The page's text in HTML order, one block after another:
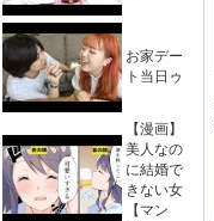
お家デー
ト当日ゥ
【漫画】
美人なの
に結婚で
きない女
【マン